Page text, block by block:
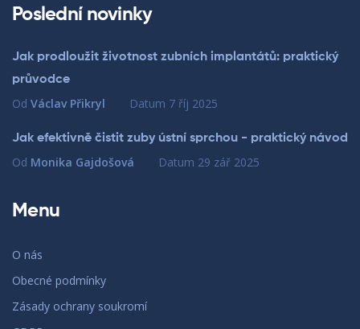
Poslední novinky
Jak prodloužit životnost zubních implantátů: praktický
průvodce
Od Václav Přikryl Datum 7 říj 2025
Jak efektivně čistit zuby ústní sprchou - praktický návod
Od Monika Gajdošová Datum 29 zář 2025
Menu
O nás
Obecné podmínky
Zásady ochrany soukromí